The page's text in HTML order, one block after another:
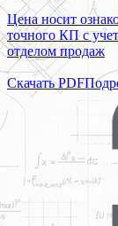
Цена носит
точного КП с
отделом продаж
Скачать PDF